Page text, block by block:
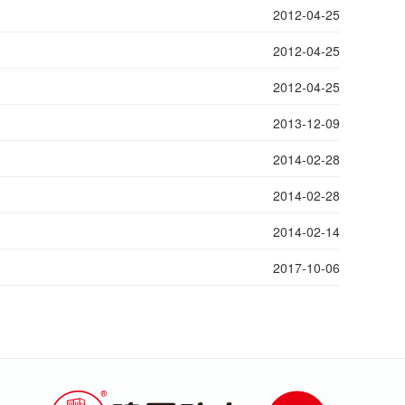
2012-04-25
2012-04-25
2012-04-25
2013-12-09
2014-02-28
2014-02-28
2014-02-14
2017-10-06